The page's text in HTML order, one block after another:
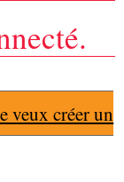
veux créer un